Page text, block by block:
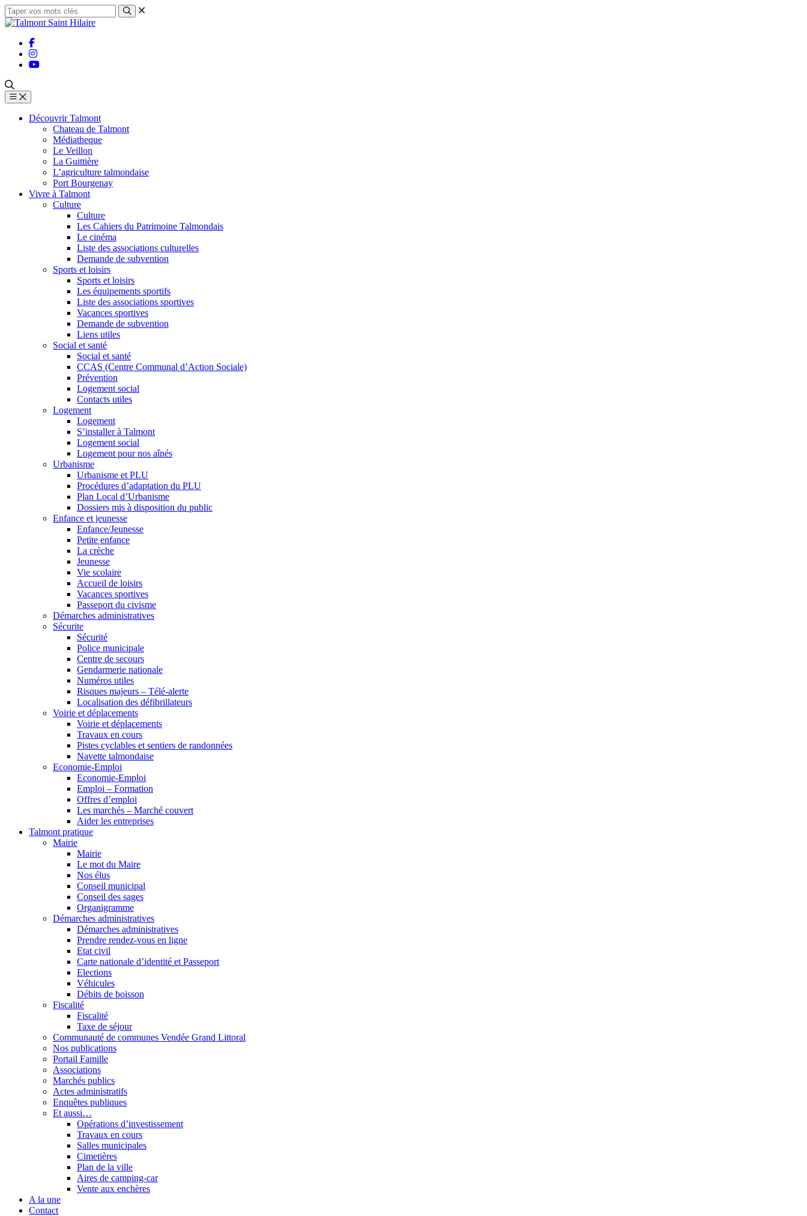
Découvrir Talmont
Chateau de Talmont
Médiatheque
Le Veillon
La Guittière
L’agriculture talmondaise
Port Bourgenay
Vivre à Talmont
Culture
Culture
Les Cahiers du Patrimoine Talmondais
Le cinéma
Liste des associations culturelles
Demande de subvention
Sports et loisirs
Sports et loisirs
Les équipements sportifs
Liste des associations sportives
Vacances sportives
Demande de subvention
Liens utiles
Social et santé
Social et santé
CCAS (Centre Communal d’Action Sociale)
Prévention
Logement social
Contacts utiles
Logement
Logement
S’installer à Talmont
Logement social
Logement pour nos aînés
Urbanisme
Urbanisme et PLU
Procédures d’adaptation du PLU
Plan Local d’Urbanisme
Dossiers mis à disposition du public
Enfance et jeunesse
Enfance/Jeunesse
Petite enfance
La crèche
Jeunesse
Vie scolaire
Accueil de loisirs
Vacances sportives
Passeport du civisme
Démarches administratives
Sécurite
Sécurité
Police municipale
Centre de secours
Gendarmerie nationale
Numéros utiles
Risques majeurs – Télé-alerte
Localisation des défibrillateurs
Voirie et déplacements
Voirie et déplacements
Travaux en cours
Pistes cyclables et sentiers de randonnées
Navette talmondaise
Economie-Emploi
Economie-Emploi
Emploi – Formation
Offres d’emploi
Les marchés – Marché couvert
Aider les entreprises
Talmont pratique
Mairie
Mairie
Le mot du Maire
Nos élus
Conseil municipal
Conseil des sages
Organigramme
Démarches administratives
Démarches administratives
Prendre rendez-vous en ligne
Etat civil
Carte nationale d’identité et Passeport
Elections
Véhicules
Débits de boisson
Fiscalité
Fiscalité
Taxe de séjour
Communauté de communes Vendée Grand Littoral
Nos publications
Portail Famille
Associations
Marchés publics
Actes administratifs
Enquêtes publiques
Et aussi…
Opérations d’investissement
Travaux en cours
Salles municipales
Cimetières
Plan de la ville
Aires de camping-car
Vente aux enchères
A la une
Contact